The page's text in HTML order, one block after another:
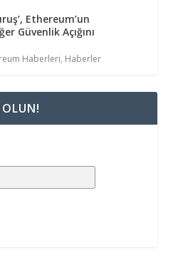
Ethereum’un
Güvenlik Açığını
Haberleri, Haberler